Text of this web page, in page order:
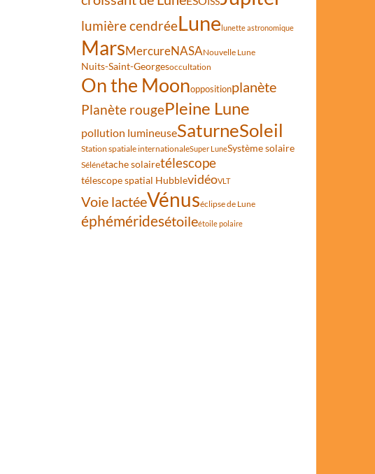
lumière cendréeLunelunette astronomique
MarsMercureNASANouvelle Lune
Nuits-Saint-Georgesoccultation
On the Moonoppositionplanète
Planète rougePleine Lune
pollution lumineuseSaturneSoleil
Station spatiale internationaleSuper LuneSystème solaire
Sélénétache solairetélescope
télescope spatial HubblevidéoVLT
Voie lactéeVénuséclipse de Lune
éphéméridesétoileétoile polaire